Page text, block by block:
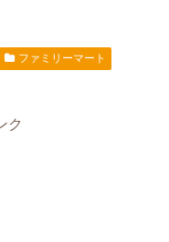
ファミリーマート
ク